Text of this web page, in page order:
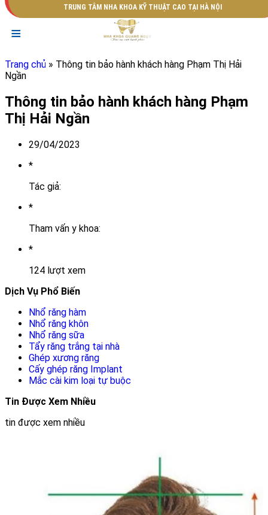
TRUNG TÂM NHA KHOA KỸ THUẬT CAO TẠI HÀ NỘI
≡
Trang chủ » Thông tin bảo hành khách hàng Phạm Thị Hải
Ngần
Thông tin bảo hành khách hàng Phạm
Thị Hải Ngần
29/04/2023
*
Tác giả:
*
Tham vấn y khoa:
*
124 lượt xem
Dịch Vụ Phổ Biến
Nhổ răng hàm
Nhổ răng khôn
Nhổ răng sữa
Tẩy răng trắng tại nhà
Ghép xương răng
Cấy ghép răng Implant
Mắc cài kim loại tự buộc
Tin Được Xem Nhiều
tin được xem nhiều